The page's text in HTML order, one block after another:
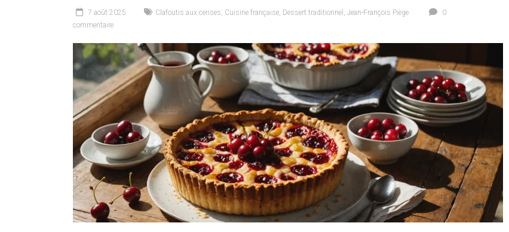
7 août 2025 Clafoutis aux cerises Cuisine française Dessert traditionnel Jean-François Piège
0
commentaire